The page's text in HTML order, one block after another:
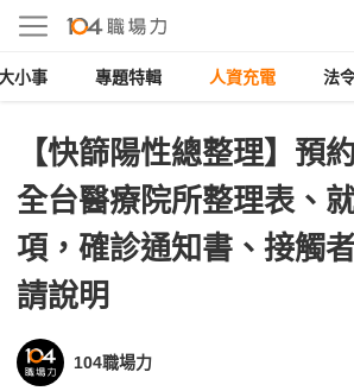
小事 專題特輯 人資充電 法
【快篩陽性總整理】預
全台醫療院所整理表、
項，確診通知書、接觸
請說明
104職場力